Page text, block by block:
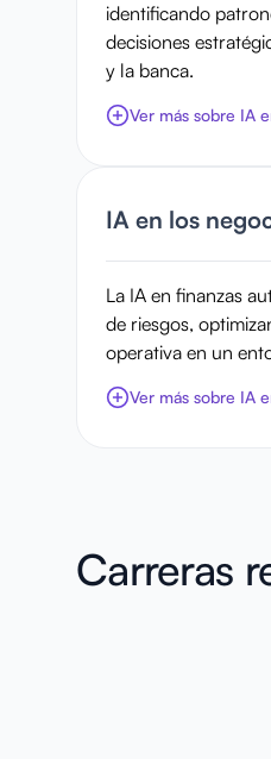
identificando
decisiones
y la banca.
Ver más sobre IA
IA en los
La IA en finanzas
de riesgos,
operativa en un
Ver más sobre IA
Carreras